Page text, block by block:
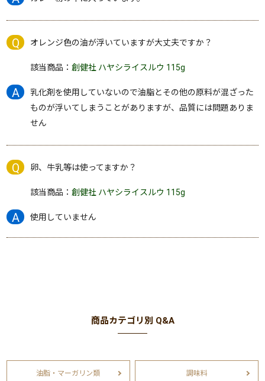
オレンジ色の油が浮いていますが大丈夫ですか？
該当商品：創健社 ハヤシライスルウ 115g
乳化剤を使用していないので油脂とその他の原料が混ざった
ものが浮いてしまうことがありますが、品質には問題ありま
せん
卵、牛乳等は使ってますか？
該当商品：創健社 ハヤシライスルウ 115g
使用していません
商品カテゴリ別 Q&A
油脂・マーガリン類 調味料